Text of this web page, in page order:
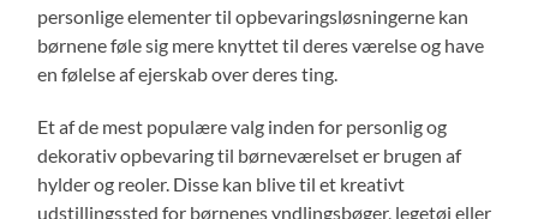
personlige elementer til opbevaringsløsningerne kan
børnene føle sig mere knyttet til deres værelse og have
en følelse af ejerskab over deres ting.
Et af de mest populære valg inden for personlig og
dekorativ opbevaring til børneværelset er brugen af
hylder og reoler. Disse kan blive til et kreativt
udstillingssted for børnenes yndlingsbøger, legetøj eller